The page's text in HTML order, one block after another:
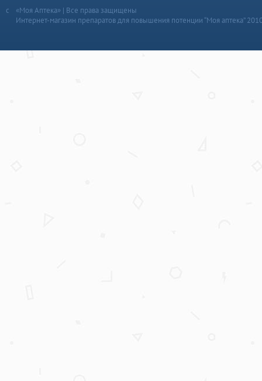
«Моя Аптека» | Все права защищены
Интернет-магазин препаратов для повышения потенции “Моя аптека”